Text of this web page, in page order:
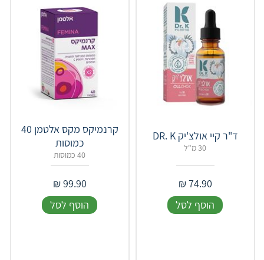
ד"ר קיי אולצ'יק DR. K
30 מ"ל
74.90
₪
הוסף לסל
קרנמיקס מקס אלטמן 40
כמוסות
40 כמוסות
99.90
₪
הוסף לסל